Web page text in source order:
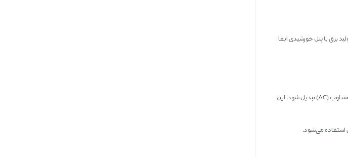
برق با پنل خورشیدی ایفا
: برق تولیدی توسط پنل‌ها به صورت مستقیم (DC) است و برای استفاده در وسایل برقی خانگی باید به برق متناوب (AC) تبدیل شود. این
استفاده می‌شود.